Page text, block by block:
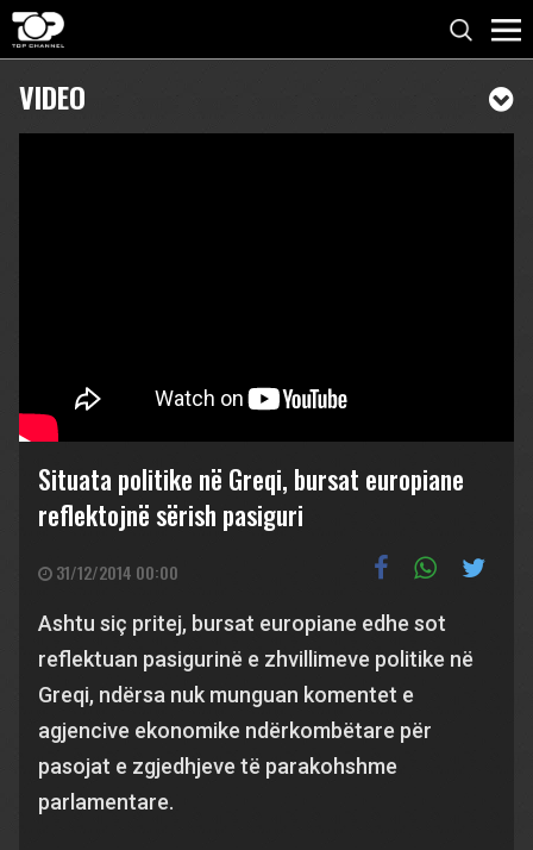
VIDEO
Situata politike në Greqi, bursat europiane
reflektojnë sërish pasiguri
31/12/2014 00:00
Ashtu siç pritej, bursat europiane edhe sot
reflektuan pasigurinë e zhvillimeve politike në
Greqi, ndërsa nuk munguan komentet e
agjencive ekonomike ndërkombëtare për
pasojat e zgjedhjeve të parakohshme
parlamentare.